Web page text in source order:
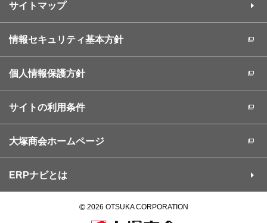
サイトマップ
情報セキュリティ基本方針
個人情報保護方針
サイトの利用条件
大塚商会ホームページ
ERPナビとは
©2026 OTSUKA CORPORATION